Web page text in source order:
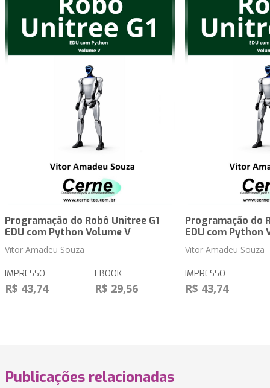
Programação do Robô Unitree G1
EDU com Python Volume V
Vitor Amadeu Souza
IMPRESSO
R$ 43,74
EBOOK
R$ 29,56
Programação do
EDU com Python
Vitor Amadeu Souza
IMPRESSO
R$ 43,74
Publicações relacionadas